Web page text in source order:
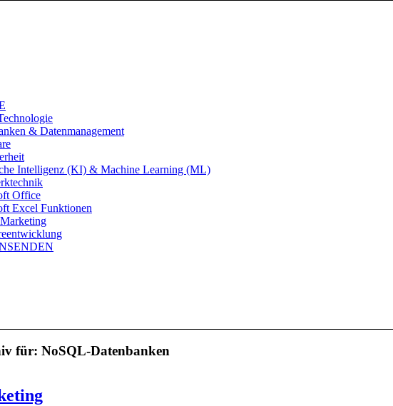
& Datenmanagement
Intelligenz (KI) & Machine Learning (ML)
Office
Excel Funktionen
für: NoSQL-Datenbanken